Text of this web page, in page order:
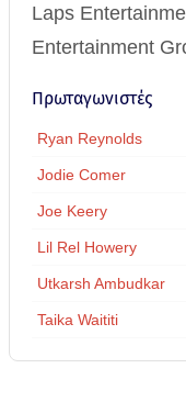
Laps
Entertainment
Πρωταγωνιστές
Ryan Reynolds
Jodie Comer
Joe Keery
Lil Rel Howery
Utkarsh Ambudkar
Taika Waititi